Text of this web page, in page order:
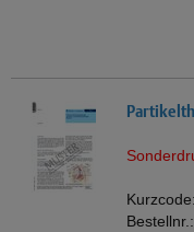
Bestellnr.: